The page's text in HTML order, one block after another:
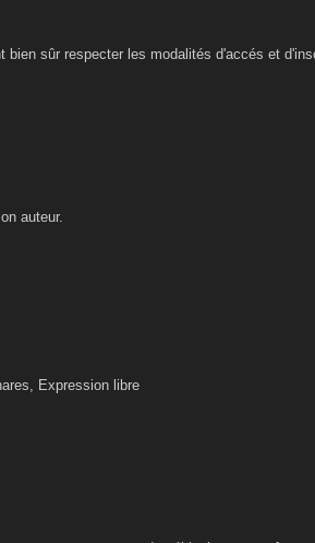
sûr respecter les modalités d'accés et
auteur.
Expression libre